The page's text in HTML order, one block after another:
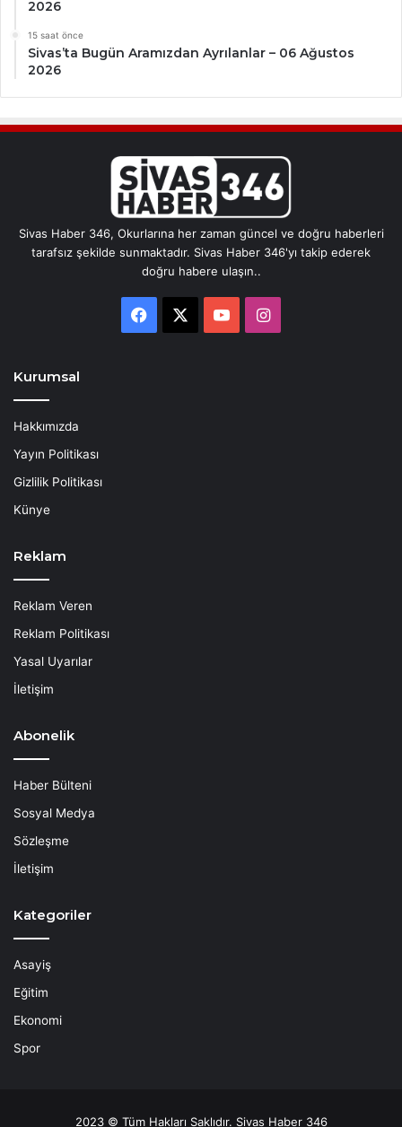
2026
15 saat önce
Sivas’ta Bugün Aramızdan Ayrılanlar – 06 Ağustos
2026
Sivas Haber 346, Okurlarına her zaman güncel ve doğru haberleri
tarafsız şekilde sunmaktadır. Sivas Haber 346'yı takip ederek
doğru habere ulaşın..
Facebook YouTubeInstagram
Kurumsal
Hakkımızda
Yayın Politikası
Gizlilik Politikası
Künye
Reklam
Reklam Veren
Reklam Politikası
Yasal Uyarılar
İletişim
Abonelik
Haber Bülteni
Sosyal Medya
Sözleşme
İletişim
Kategoriler
Asayiş
Eğitim
Ekonomi
Spor
2023 © Tüm Hakları Saklıdır. Sivas Haber 346